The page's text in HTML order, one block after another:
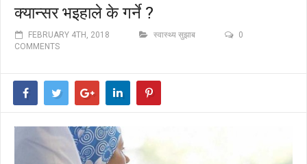
क्यान्सर भइहाले के गर्ने ?
FEBRUARY 4TH, 2018 स्वास्थ्य सुझाब
0
COMMENTS